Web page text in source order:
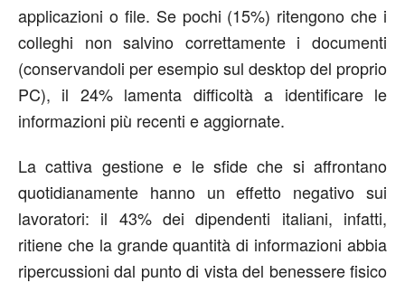
applicazioni o file. Se pochi (15%) ritengono che i
colleghi non salvino correttamente i documenti
(conservandoli per esempio sul desktop del proprio
PC), il 24% lamenta difficoltà a identificare le
informazioni più recenti e aggiornate.
La cattiva gestione e le sfide che si affrontano
quotidianamente hanno un effetto negativo sui
lavoratori: il 43% dei dipendenti italiani, infatti,
ritiene che la grande quantità di informazioni abbia
ripercussioni dal punto di vista del benessere fisico